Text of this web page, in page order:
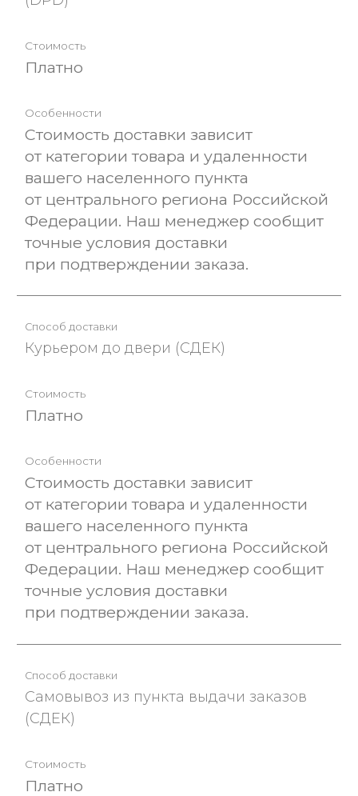
Платно
Стоимость доставки зависит
от категории товара и удаленности
вашего населенного пункта
от центрального региона Российской
Федерации. Наш менеджер сообщит
точные условия доставки
при подтверждении заказа.
Курьером до двери (СДЕК)
Платно
Стоимость доставки зависит
от категории товара и удаленности
вашего населенного пункта
от центрального региона Российской
Федерации. Наш менеджер сообщит
точные условия доставки
при подтверждении заказа.
Cамовывоз из пункта выдачи заказов
(СДЕК)
Платно